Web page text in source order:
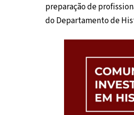
preparação de
do Departamento de